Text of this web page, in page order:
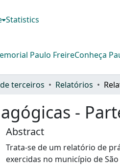
Statistics
Paulo FreireConheça
terceiros Relatórios
-
Abstract
Trata-se de um relatório de
exercidas no município de